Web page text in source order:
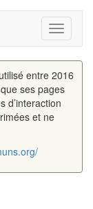
Toggle
entre 2016
ses pages
d’interaction
et ne